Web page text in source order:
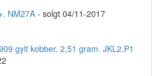
NM27A - solgt 04/11-2017
gylt kobber. 2,51 gram. JKL2.P1